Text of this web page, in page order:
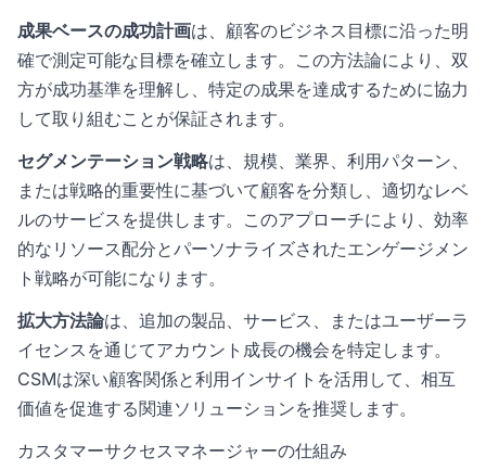
成果ベースの成功計画は、顧客のビジネス目標に沿った明
確で測定可能な目標を確立します。この方法論により、双
方が成功基準を理解し、特定の成果を達成するために協力
して取り組むことが保証されます。
セグメンテーション戦略は、規模、業界、利用パターン、
または戦略的重要性に基づいて顧客を分類し、適切なレベ
ルのサービスを提供します。このアプローチにより、効率
的なリソース配分とパーソナライズされたエンゲージメン
ト戦略が可能になります。
拡大方法論は、追加の製品、サービス、またはユーザーラ
イセンスを通じてアカウント成長の機会を特定します。
CSMは深い顧客関係と利用インサイトを活用して、相互
価値を促進する関連ソリューションを推奨します。
カスタマーサクセスマネージャーの仕組み